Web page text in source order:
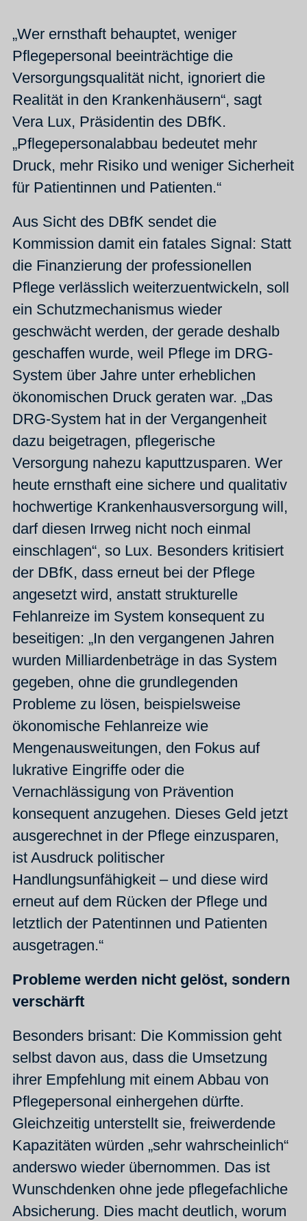
„Wer ernsthaft behauptet, weniger
Pflegepersonal beeinträchtige die
Versorgungsqualität nicht, ignoriert die
Realität in den Krankenhäusern“, sagt
Vera Lux, Präsidentin des DBfK.
„Pflegepersonalabbau bedeutet mehr
Druck, mehr Risiko und weniger Sicherheit
für Patientinnen und Patienten.“
Aus Sicht des DBfK sendet die
Kommission damit ein fatales Signal: Statt
die Finanzierung der professionellen
Pflege verlässlich weiterzuentwickeln, soll
ein Schutzmechanismus wieder
geschwächt werden, der gerade deshalb
geschaffen wurde, weil Pflege im DRG-
System über Jahre unter erheblichen
ökonomischen Druck geraten war. „Das
DRG-System hat in der Vergangenheit
dazu beigetragen, pflegerische
Versorgung nahezu kaputtzusparen. Wer
heute ernsthaft eine sichere und qualitativ
hochwertige Krankenhausversorgung will,
darf diesen Irrweg nicht noch einmal
einschlagen“, so Lux. Besonders kritisiert
der DBfK, dass erneut bei der Pflege
angesetzt wird, anstatt strukturelle
Fehlanreize im System konsequent zu
beseitigen: „In den vergangenen Jahren
wurden Milliardenbeträge in das System
gegeben, ohne die grundlegenden
Probleme zu lösen, beispielsweise
ökonomische Fehlanreize wie
Mengenausweitungen, den Fokus auf
lukrative Eingriffe oder die
Vernachlässigung von Prävention
konsequent anzugehen. Dieses Geld jetzt
ausgerechnet in der Pflege einzusparen,
ist Ausdruck politischer
Handlungsunfähigkeit – und diese wird
erneut auf dem Rücken der Pflege und
letztlich der Patentinnen und Patienten
ausgetragen.“
Probleme werden nicht gelöst, sondern
verschärft
Besonders brisant: Die Kommission geht
selbst davon aus, dass die Umsetzung
ihrer Empfehlung mit einem Abbau von
Pflegepersonal einhergehen dürfte.
Gleichzeitig unterstellt sie, freiwerdende
Kapazitäten würden „sehr wahrscheinlich“
anderswo wieder übernommen. Das ist
Wunschdenken ohne jede pflegefachliche
Absicherung. Dies macht deutlich, worum